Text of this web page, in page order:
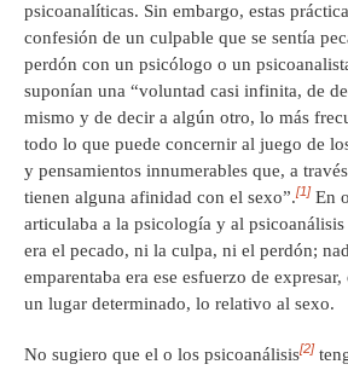
psicoanalíticas. Sin embargo, estas
confesión de un culpable que se sentía
perdón con un psicólogo o un
suponían una “voluntad casi infinita, de
mismo y de decir a algún otro, lo más
todo lo que puede concernir al juego de
y pensamientos innumerables que, a
tienen alguna afinidad con el sexo”.[1] En
articulaba a la psicología y al psicoanálisis
era el pecado, ni la culpa, ni el perdón;
emparentaba era ese esfuerzo de
un lugar determinado, lo relativo al sexo.
No sugiero que el o los psicoanálisis[2]